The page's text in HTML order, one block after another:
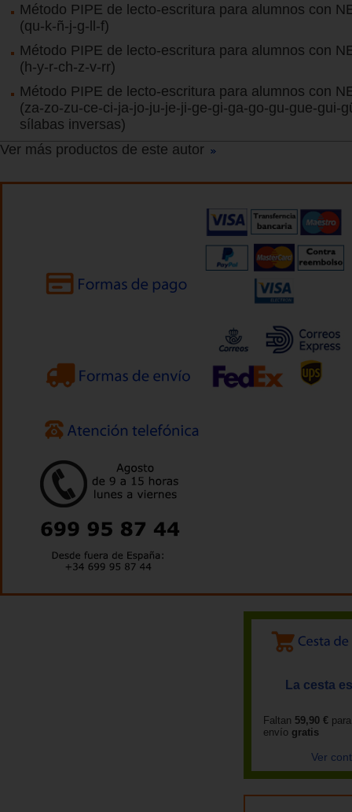
Método PIPE de lecto-escritura para alumnos con
(qu-k-ñ-j-g-ll-f)
Método PIPE de lecto-escritura para alumnos con
(h-y-r-ch-z-v-rr)
Método PIPE de lecto-escritura para alumnos con
(za-zo-zu-ce-ci-ja-jo-ju-je-ji-ge-gi-ga-go-gu-gue-gui-
sílabas inversas)
Ver más productos de este autor
La cesta
Faltan 59,90 €
envío gratis
Ver